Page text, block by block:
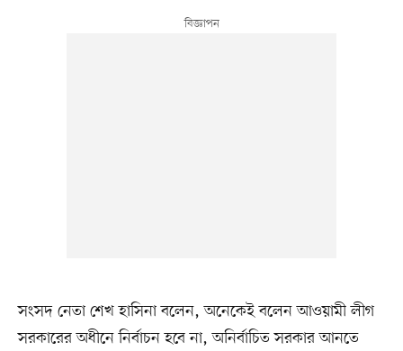
সংসদ নেতা শেখ হাসিনা বলেন, অনেকেই বলেন আওয়ামী লীগ
সরকারের অধীনে নির্বাচন হবে না, অনির্বাচিত সরকার আনতে